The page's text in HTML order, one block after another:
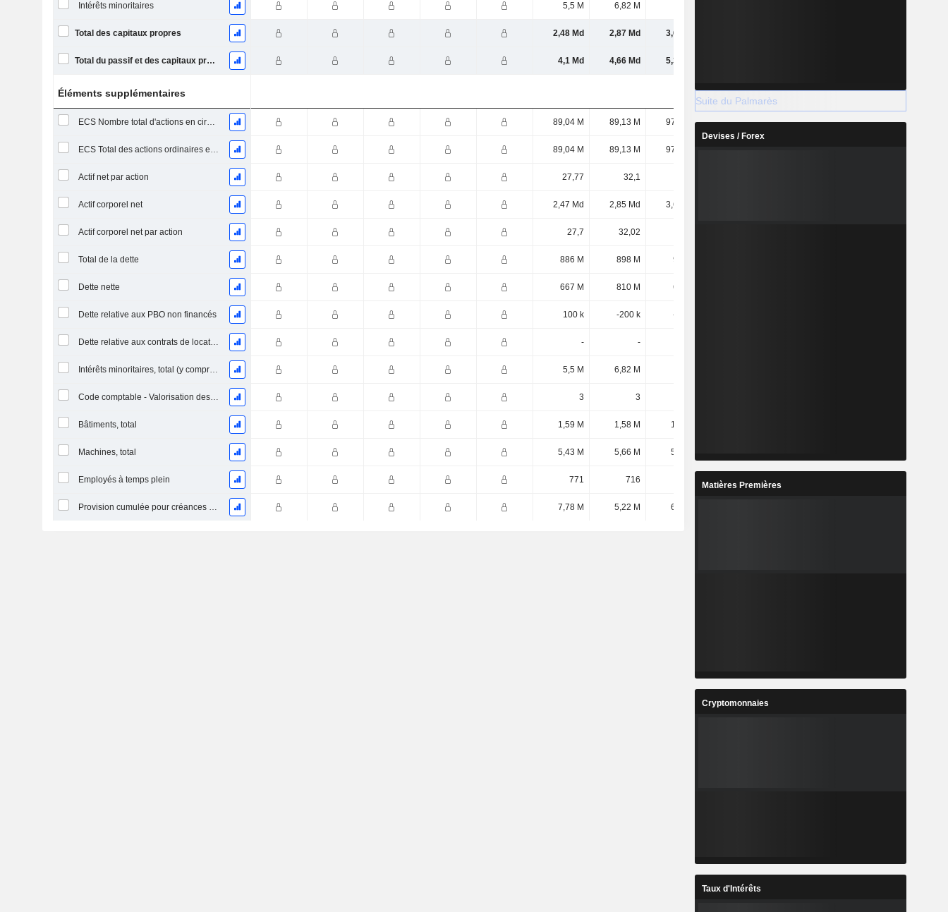
Intérêts minoritaires 5,5 M 6,82 M
Total des capitaux propres 2,48 Md 2,87 Md 3,62 Md
Total du passif et des capitaux propres 4,1 Md 4,66 Md 5,35 Md
Éléments supplémentaires
ECS Nombre total d'actions en circulation à la date de dépôt 89,04 M 89,13 M 97,31 M 98,49 M 101 M
ECS Total des actions ordinaires en circulation 89,04 M 89,13 M 97,31 M 98,49 M
Actif net par action 27,77 32,1
Actif corporel net 2,47 Md 2,85 Md 3,61 Md
Actif corporel net par action 27,7 32,02
Total de la dette 886 M 898 M 909 M
Dette nette 667 M 810 M 651 M
Dette relative aux PBO non financés 100 k -200 k -300 k
Dette relative aux contrats de location - -
Intérêts minoritaires, total (y compris la division financière) 5,5 M 6,82 M
Code comptable - Valorisation des stocks 3 3
Bâtiments, total 1,59 M 1,58 M 1,58 M
Machines, total 5,43 M 5,66 M 5,78 M
Employés à temps plein 771 716 836
Provision cumulée pour créances douteuses (Supple) 7,78 M 5,22 M 6,48 M
Suite du Palmarès
Devises / Forex
Matières Premières
Cryptomonnaies
Taux d'Intérêts